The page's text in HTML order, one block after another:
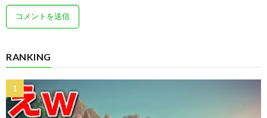
RANKING